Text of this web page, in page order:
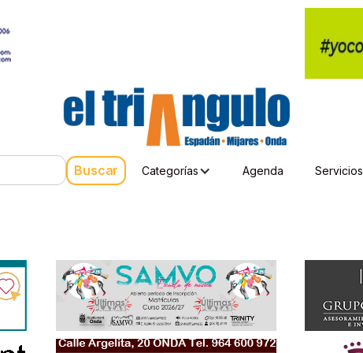
Categorías Agenda Servicios